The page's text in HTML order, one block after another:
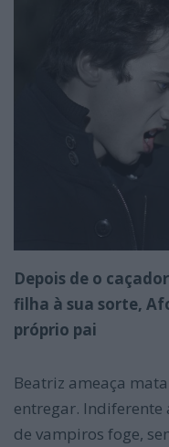
Depois de o
filha à sua sorte,
próprio pai
Beatriz ameaça
entregar. Indiferente
de vampiros foge,